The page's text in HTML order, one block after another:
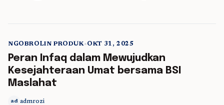
NGOBROLIN PRODUK•OKT 31, 2025
Peran Infaq dalam Mewujudkan
Kesejahteraan Umat bersama BSI
Maslahat
ad admrozi